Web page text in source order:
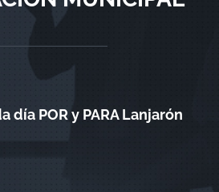
día POR y PARA Lanjarón